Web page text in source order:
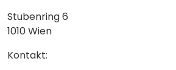
Stubenring 6
1010 Wien
Kontakt: